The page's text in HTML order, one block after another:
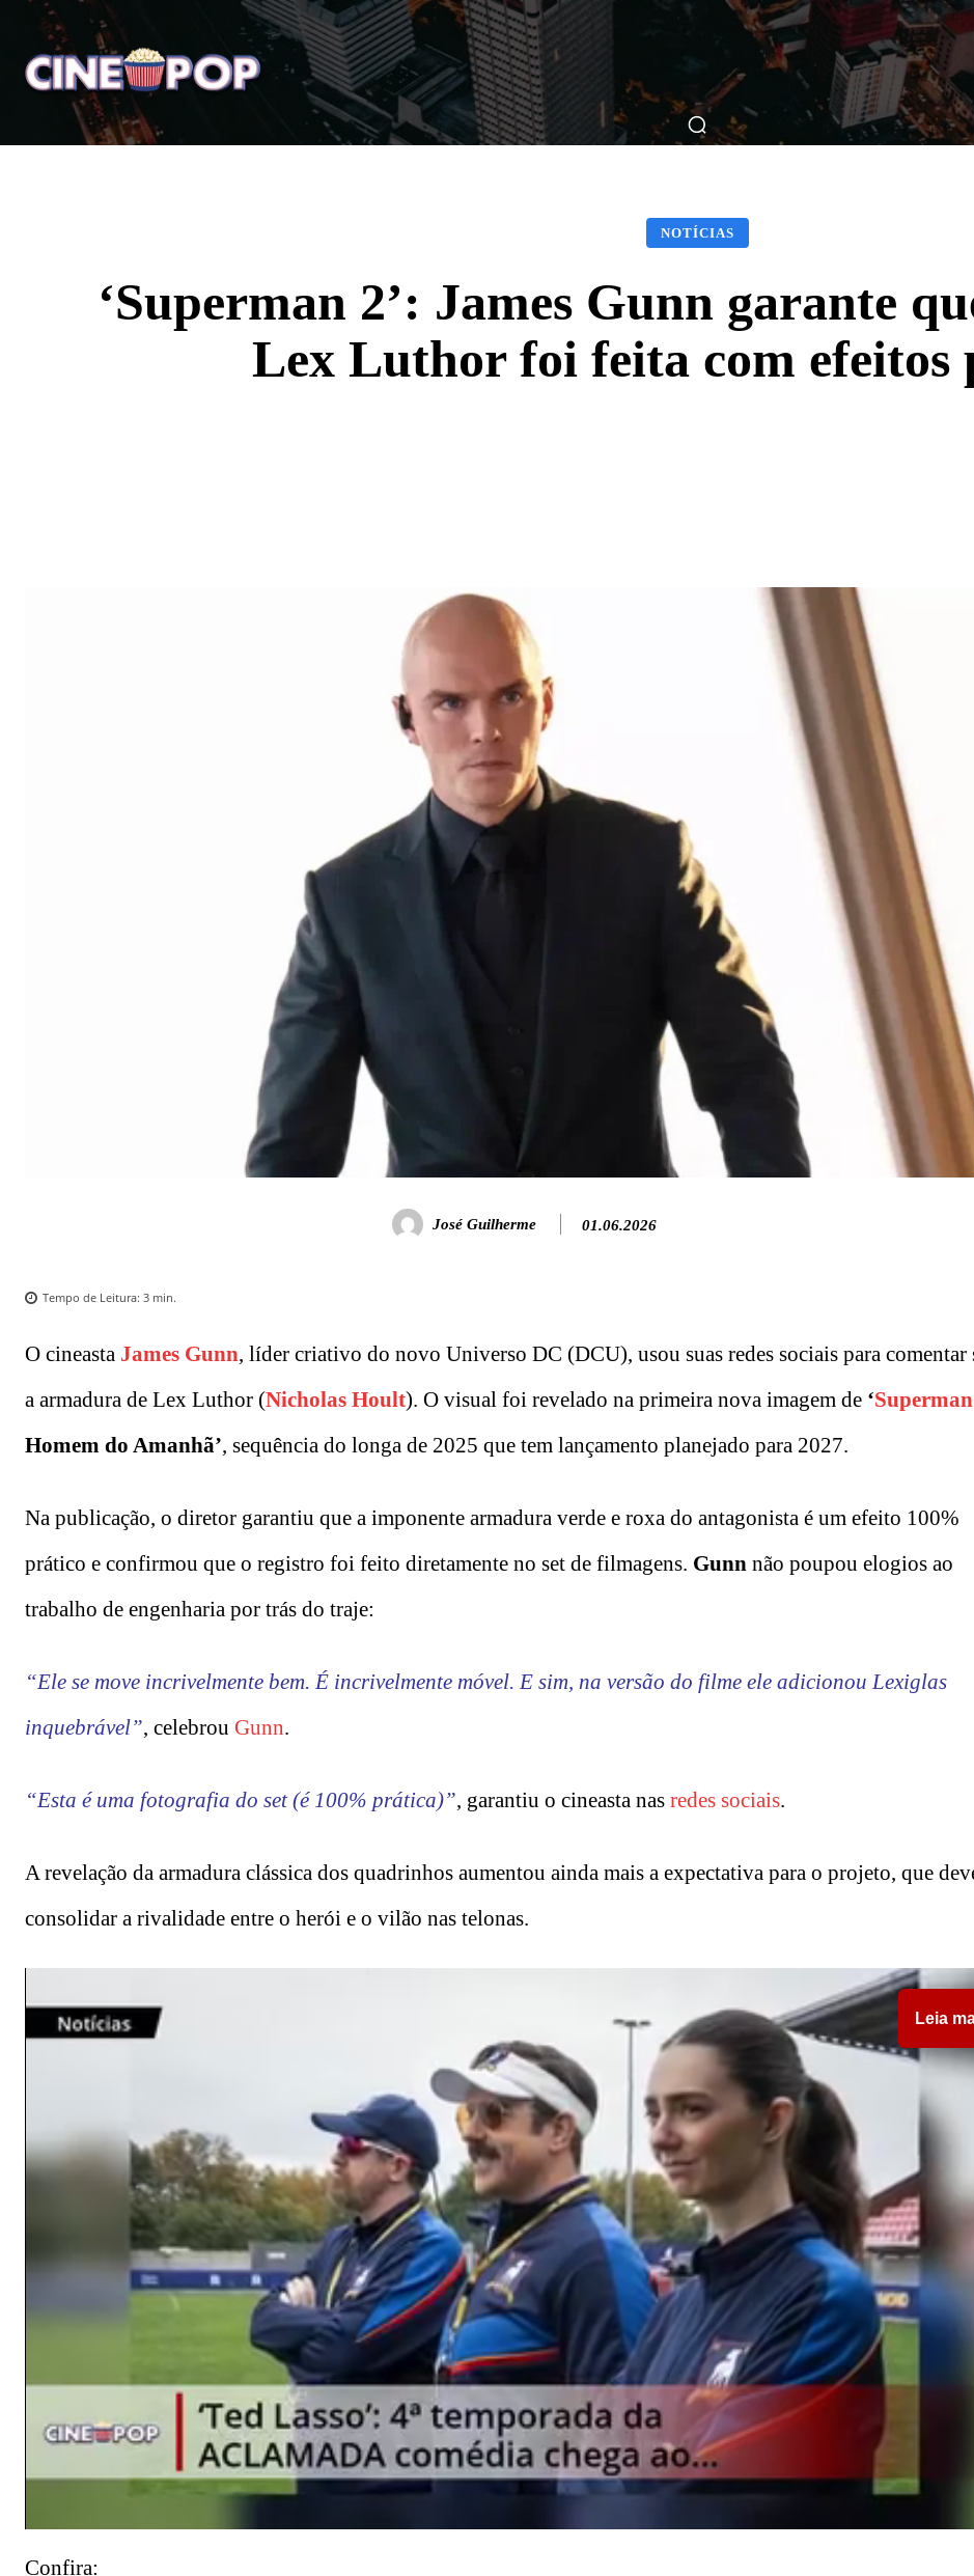
Home Notícias Críticas Breve Nos Cinemas Matérias Nos Cinemas Filmes
NOTÍCIAS
‘Superman 2’: James Gunn garante
Lex Luthor foi feita com efeitos
José Guilherme 01.06.2026
Tempo de Leitura: 3 min.
O cineasta James Gunn, líder criativo do novo Universo DC (DCU), usou suas redes sociais para comentar
a armadura de Lex Luthor (Nicholas Hoult). O visual foi revelado na primeira nova imagem de ‘Superman
Homem do Amanhã’, sequência do longa de 2025 que tem lançamento planejado para 2027.
Na publicação, o diretor garantiu que a imponente armadura verde e roxa do antagonista é um efeito 100%
prático e confirmou que o registro foi feito diretamente no set de filmagens. Gunn não poupou elogios ao
trabalho de engenharia por trás do traje:
“Ele se move incrivelmente bem. É incrivelmente móvel. E sim, na versão do filme ele adicionou Lexiglas
inquebrável”, celebrou Gunn.
“Esta é uma fotografia do set (é 100% prática)”, garantiu o cineasta nas redes sociais.
A revelação da armadura clássica dos quadrinhos aumentou ainda mais a expectativa para o projeto, que
consolidar a rivalidade entre o herói e o vilão nas telonas.
Leia
Confira: